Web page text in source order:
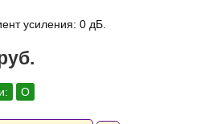
усиления: 0 дБ.
О